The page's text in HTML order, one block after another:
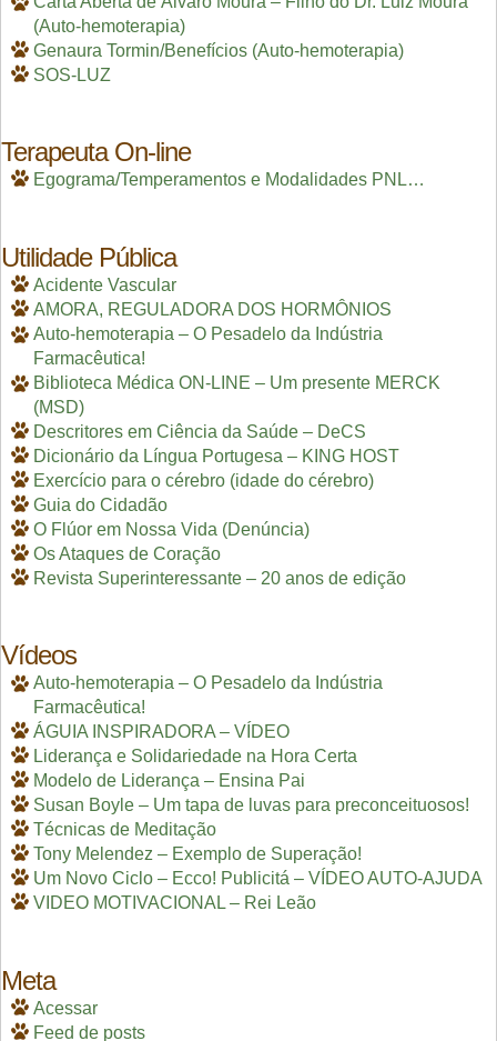
(Auto-hemoterapia)
Genaura Tormin/Benefícios (Auto-hemoterapia)
SOS-LUZ
Terapeuta On-line
Egograma/Temperamentos e Modalidades PNL…
Utilidade Pública
Acidente Vascular
AMORA, REGULADORA DOS HORMÔNIOS
Auto-hemoterapia – O Pesadelo da Indústria
Farmacêutica!
Biblioteca Médica ON-LINE – Um presente MERCK
(MSD)
Descritores em Ciência da Saúde – DeCS
Dicionário da Língua Portugesa – KING HOST
Exercício para o cérebro (idade do cérebro)
Guia do Cidadão
O Flúor em Nossa Vida (Denúncia)
Os Ataques de Coração
Revista Superinteressante – 20 anos de edição
Vídeos
Auto-hemoterapia – O Pesadelo da Indústria
Farmacêutica!
ÁGUIA INSPIRADORA – VÍDEO
Liderança e Solidariedade na Hora Certa
Modelo de Liderança – Ensina Pai
Susan Boyle – Um tapa de luvas para preconceituosos!
Técnicas de Meditação
Tony Melendez – Exemplo de Superação!
Um Novo Ciclo – Ecco! Publicitá – VÍDEO AUTO-AJUDA
VIDEO MOTIVACIONAL – Rei Leão
Meta
Acessar
Feed de posts